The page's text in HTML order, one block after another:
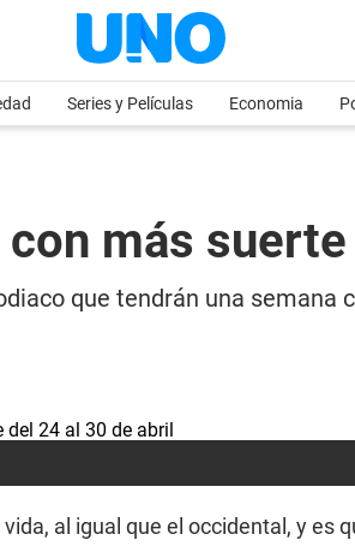
Series y Películas Economia
más suerte
que tendrán una semana
al igual que el occidental, y es